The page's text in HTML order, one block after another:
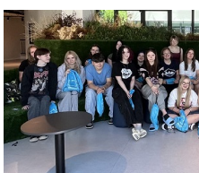
STANDARDY OCHRONY
RAPORT O STANIE ZAPEWNIENIA
PUBLICZNEGO
PLANU LEKCJI OD 16.03.2026
WYKAZ PODRĘCZNIKÓW DLA I, II,
DZIENNIK ELEKTRONICZNY